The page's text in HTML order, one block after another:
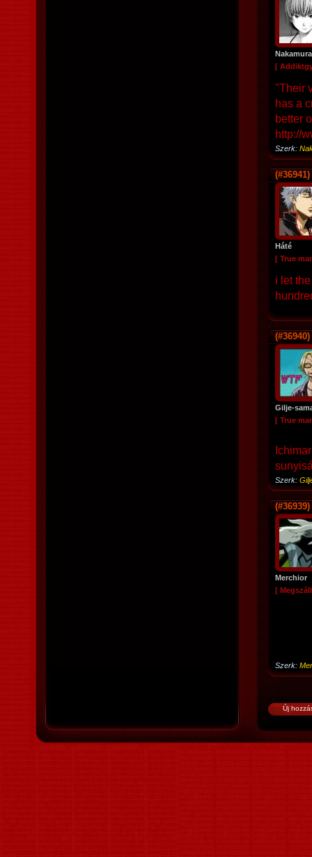
[
"Their
has a
better
http://
Szerk:
(#36941)
Háté
[ True
i let
(#36940)
Gilje-
[ True
Szerk:
(#36939)
Merchior
[
Szerk: